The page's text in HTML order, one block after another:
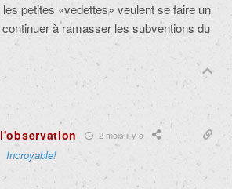
les petites «vedettes» veulent se faire un
à ramasser les subventions du
2 mois il y a
Incroyable!